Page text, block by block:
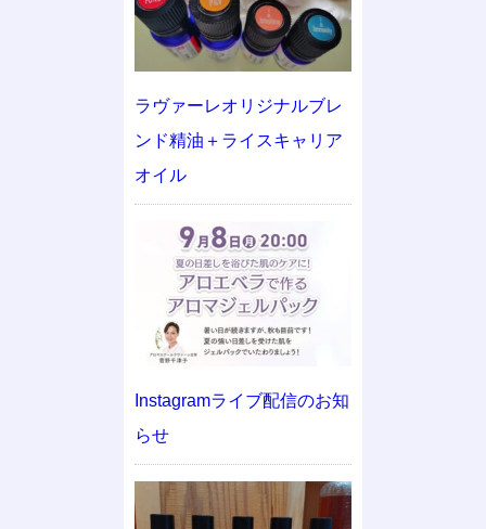
ラヴァーレオリジナルブレ
ンド精油＋ライスキャリア
オイル
Instagramライブ配信のお知
らせ